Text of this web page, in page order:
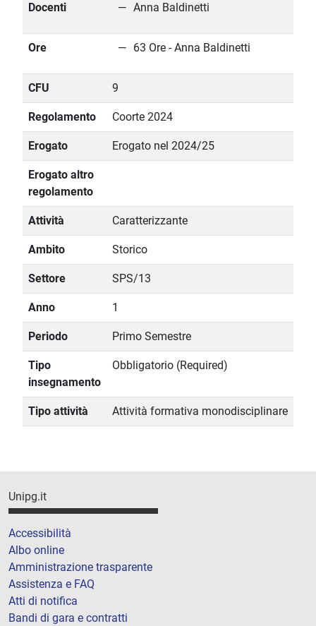
Docenti Anna Baldinetti
Ore 63 Ore - Anna Baldinetti
CFU 9
Regolamento Coorte 2024
Erogato Erogato nel 2024/25
Erogato altro
regolamento
Attività Caratterizzante
Ambito Storico
Settore SPS/13
Anno 1
Periodo Primo Semestre
Tipo
insegnamento
Obbligatorio (Required)
Tipo attività Attività formativa monodisciplinare
Unipg.it
Accessibilità
Albo online
Amministrazione trasparente
Assistenza e FAQ
Atti di notifica
Bandi di gara e contratti